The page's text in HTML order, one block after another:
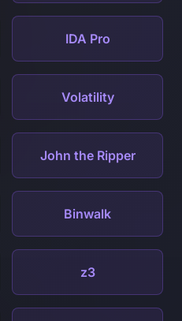
IDA Pro
Volatility
John the Ripper
Binwalk
z3